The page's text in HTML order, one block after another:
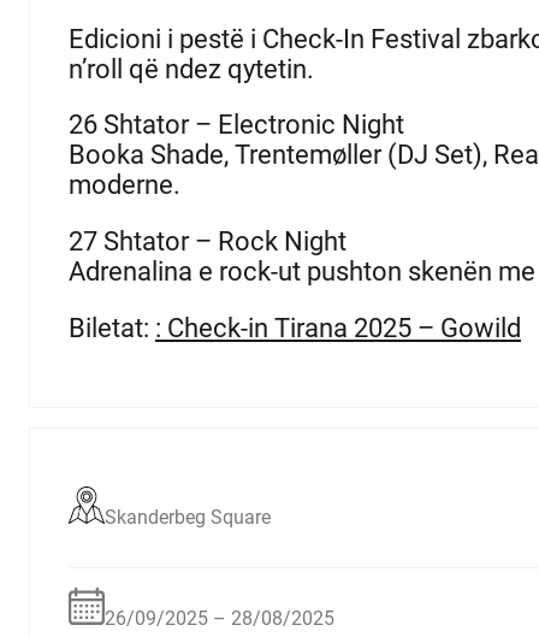
Edicioni i pestë i Check-In Festival
n’roll që ndez qytetin.
26 Shtator – Electronic Night
Booka Shade, Trentemøller (DJ Set),
moderne.
27 Shtator – Rock Night
Adrenalina e rock-ut pushton skenën
Biletat: : Check-in Tirana 2025 – Gowild
Skanderbeg Square
26/09/2025 – 28/08/2025